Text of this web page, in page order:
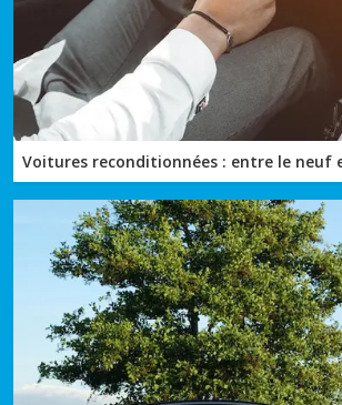
Voitures reconditionnées : entre le neuf